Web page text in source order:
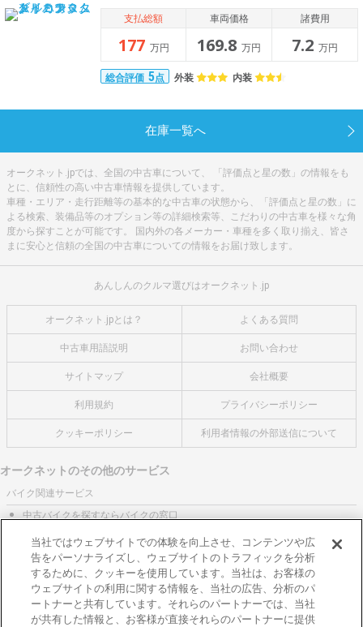
支払総額
177 万円
車両価格
169.8 万円
諸費用
7.2 万円
総合評価 5点 外装 内装
在庫一覧へ
オークネット.jpでは、全国の中古車について、 「評価点と星の数」の情報をも
とに、信頼性の高い中古車情報を提供しています。
車種・エリア・走行距離等の基本的な中古車の状態から、「評価点と星の数」に
よる検索、装備品等のオプション等の詳細検索等、こだわりの中古車を様々な角
度から探すことが可能です。 国内外の各メーカー・車種を多く取り揃え、皆さ
まに安心と信頼の全国の中古車についての情報をお届け致します。
あんしんのクルマ選びはオークネット.jp
オークネット.jpとは？ よくある質問
中古車用語説明 お問い合わせ
サイトマップ 会社概要
利用規約 プライバシーポリシー
クッキーポリシー 利用者情報の外部送信について
オークネットのその他のサービス
バイク関連サービス
中古バイクを探すならバイクの窓口
レンタルバイクに乗るならモトオークレンタルバイク
ブランド関連サービス
ブランド品の買取はギャラリーレア
東京都公安委員会許可 第301001105434号
株式会社オークネット
当社ではウェブサイトでの体験を向上させ、コンテンツや広
告をパーソナライズし、ウェブサイトのトラフィックを分析
するために、クッキーを使用しています。当社は、お客様の
ウェブサイトの利用に関する情報を、当社の広告、分析のパ
ートナーと共有しています。それらのパートナーでは、当社
が共有した情報と、お客様が直接それらのパートナーに提供